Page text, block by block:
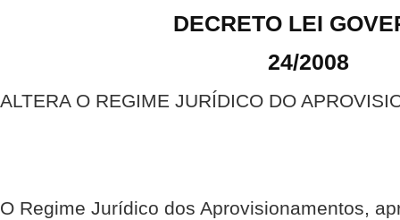
DECRETO LEI
24/2008
ALTERA O REGIME JURÍDICO DO
O Regime Jurídico dos Aprovisionamentos,